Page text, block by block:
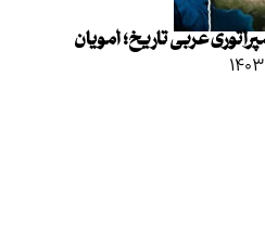
عربی تاریخ؛ امویان